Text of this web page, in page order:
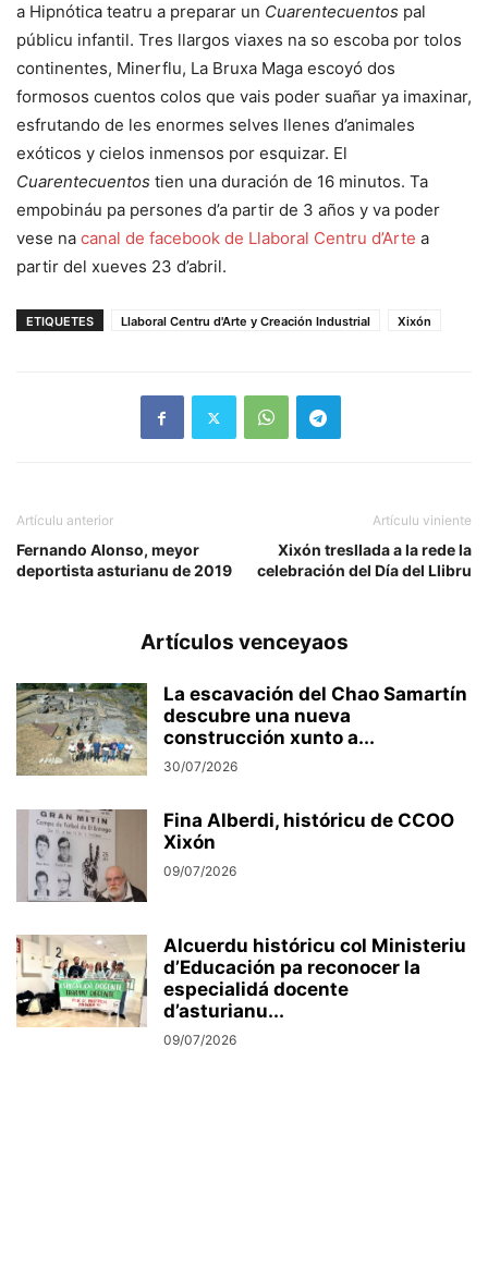
a Hipnótica teatru a preparar un Cuarentecuentos pal
públicu infantil. Tres llargos viaxes na so escoba por tolos
continentes, Minerflu, La Bruxa Maga escoyó dos
formosos cuentos colos que vais poder suañar ya imaxinar,
esfrutando de les enormes selves llenes d’animales
exóticos y cielos inmensos por esquizar. El
Cuarentecuentos tien una duración de 16 minutos. Ta
empobináu pa persones d’a partir de 3 años y va poder
vese na canal de facebook de Llaboral Centru d’Arte a
partir del xueves 23 d’abril.
ETIQUETES Llaboral Centru d'Arte y Creación Industrial Xixón
Artículu anterior
Fernando Alonso, meyor
deportista asturianu de 2019
Artículu viniente
Xixón tresllada a la rede la
celebración del Día del Llibru
Artículos venceyaos
La escavación del Chao Samartín
descubre una nueva
construcción xunto a...
30/07/2026
Fina Alberdi, históricu de CCOO
Xixón
09/07/2026
Alcuerdu históricu col Ministeriu
d’Educación pa reconocer la
especialidá docente
d’asturianu...
09/07/2026